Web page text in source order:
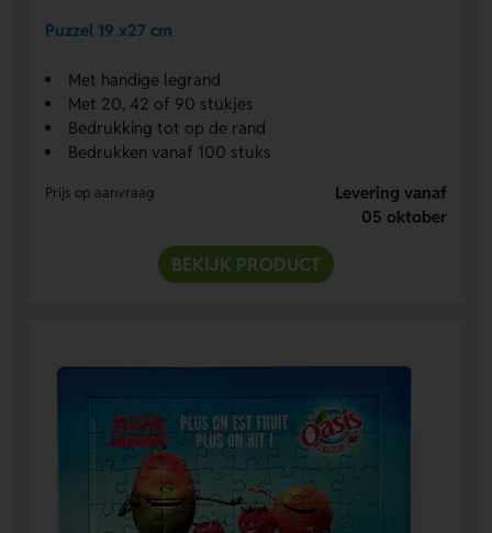
Puzzel 19 x27 cm
Met handige legrand
Met 20, 42 of 90 stukjes
Bedrukking tot op de rand
Bedrukken vanaf 100 stuks
Prijs op aanvraag
Levering vanaf
05 oktober
BEKIJK PRODUCT